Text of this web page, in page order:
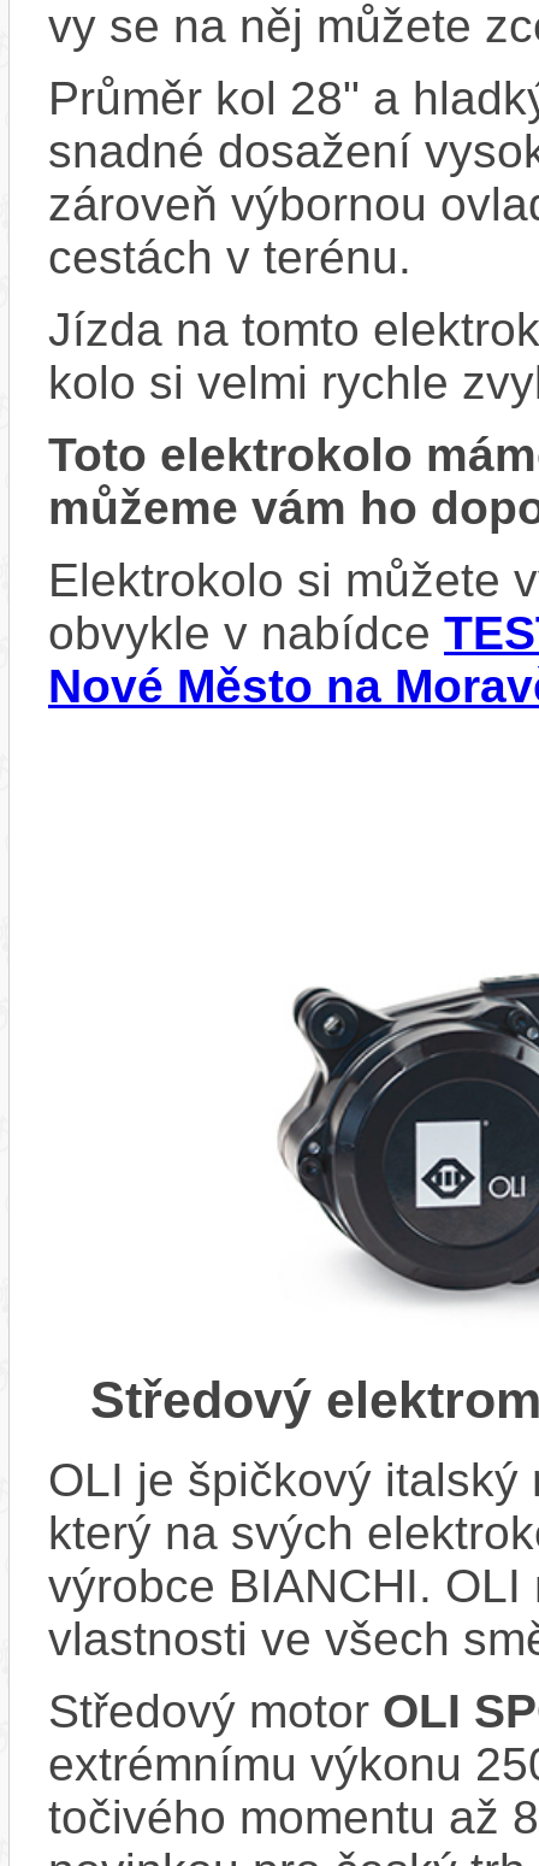
vy se na něj můžete
Průměr kol 28" a
snadné dosažení
zároveň výbornou
cestách v terénu.
Jízda na tomto
kolo si velmi rychle
Toto elektrokolo
můžeme vám ho
Elektrokolo si můžete
obvykle v nabídce
Nové Město na
Středový
OLI je špičkový italský
který na svých
výrobce BIANCHI.
vlastnosti ve všech
Středový motor OLI
extrémnímu výkonu
točivého momentu až